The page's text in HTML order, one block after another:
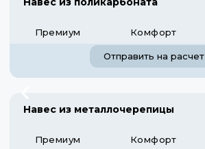
Премиум Комфорт
Отправить на расчет
Навес из металлочерепицы
Премиум Комфорт